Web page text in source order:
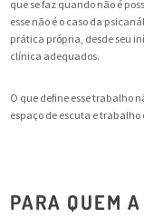
que se faz quando não é
esse não é o caso da
prática própria, desde seu
clínica adequados.
O que define esse trabalho
espaço de escuta e
PARA QUEM